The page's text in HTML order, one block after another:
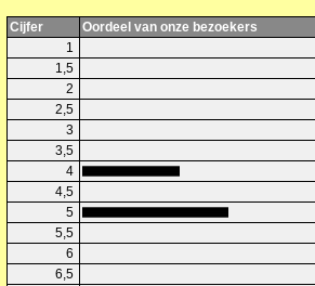
Cijfer
Oordeel van onze bezoekers
1
1,5
2
2,5
3
3,5
4
4,5
5
5,5
6
6,5